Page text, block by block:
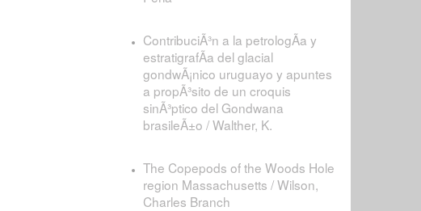
ContribuciÃ³n a la petrologÃ­a y
estratigrafÃ­a del glacial
gondwÃ¡nico uruguayo y apuntes
a propÃ³sito de un croquis
sinÃ³ptico del Gondwana
brasileÃ±o / Walther, K.
The Copepods of the Woods Hole
region Massachusetts / Wilson,
Charles Branch